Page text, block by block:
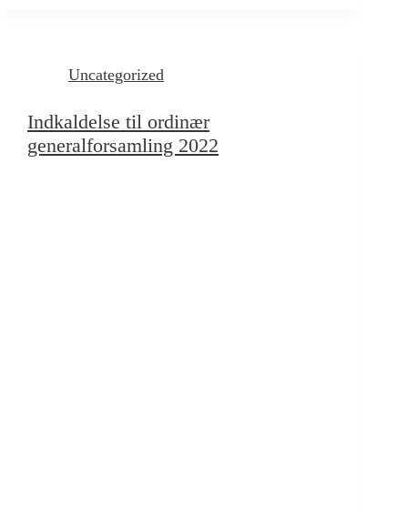
Uncategorized
Indkaldelse til ordinær
generalforsamling 2022